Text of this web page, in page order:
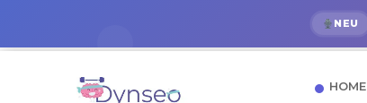
NEU
HOME